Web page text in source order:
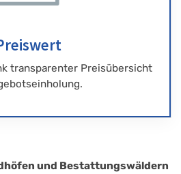
transparenter Preisübersicht
und Bestattungswäldern